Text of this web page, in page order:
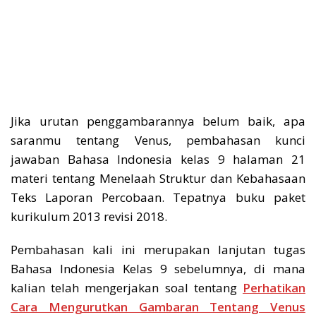
Jika urutan penggambarannya belum baik, apa
saranmu tentang Venus, pembahasan kunci
jawaban Bahasa Indonesia kelas 9 halaman 21
materi tentang Menelaah Struktur dan Kebahasaan
Teks Laporan Percobaan. Tepatnya buku paket
kurikulum 2013 revisi 2018.
Pembahasan kali ini merupakan lanjutan tugas
Bahasa Indonesia Kelas 9 sebelumnya, di mana
kalian telah mengerjakan soal tentang Perhatikan
Cara Mengurutkan Gambaran Tentang Venus